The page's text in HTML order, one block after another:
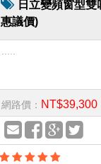
日立變頻窗型
惠議價)
網路價： NT$39,300